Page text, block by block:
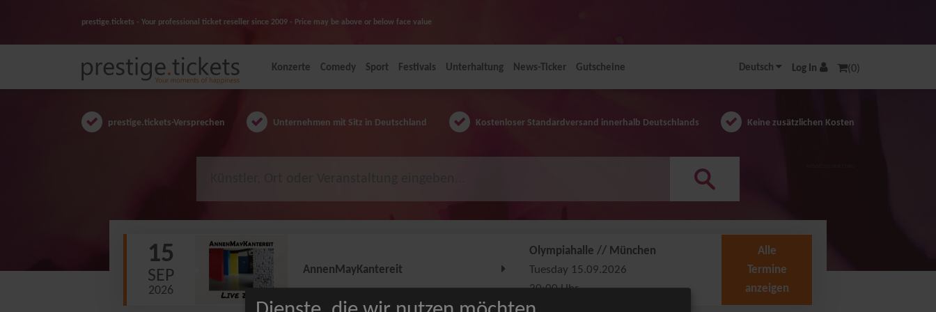
prestige.tickets - Your professional ticket reseller since 2009 - Price may be above or below face value
Deutsch Log In (0)
Konzerte Comedy Sport Festivals Unterhaltung News-Ticker Gutscheine
prestige.tickets-Versprechen Unternehmen mit Sitz in Deutschland Kostenloser Standardversand innerhalb Deutschlands Keine zusätzlichen Kosten
15
SEP
2026
AnnenMayKantereit
Olympiahalle // München
Tuesday 15.09.2026
20:00 Uhr
Alle
Termine
anzeigen